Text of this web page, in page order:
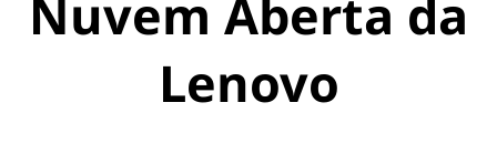
Nuvem Aberta da
Lenovo